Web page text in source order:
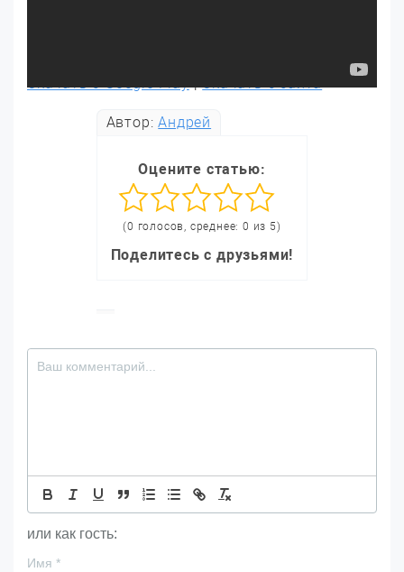
Скачать с Google Play|Скачать с сайта
Автор:Андрей
Оцените статью:
(0 голосов, среднее: 0 из 5)
Поделитесь с друзьями!
или как гость:
Имя *